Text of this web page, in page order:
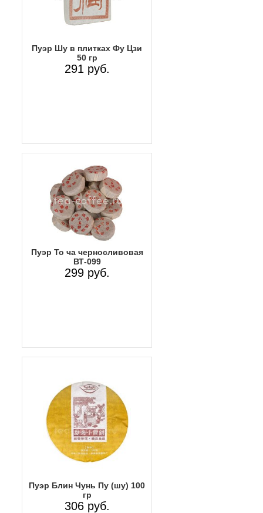
Пуэр Шу в плитках Фу Цзи
50 гр
291 руб.
Пуэр То ча черносливовая
ВТ-099
299 руб.
Пуэр Блин Чунь Пу (шу) 100
гр
306 руб.